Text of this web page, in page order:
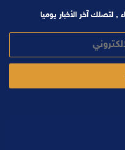
, لتصلك آخر الأخبار يوميا